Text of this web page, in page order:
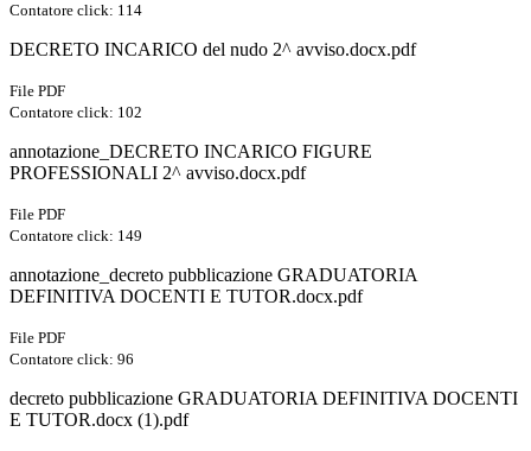
Contatore click: 114
DECRETO INCARICO del nudo 2^ avviso.docx.pdf
File PDF
Contatore click: 102
annotazione_DECRETO INCARICO FIGURE
PROFESSIONALI 2^ avviso.docx.pdf
File PDF
Contatore click: 149
annotazione_decreto pubblicazione GRADUATORIA
DEFINITIVA DOCENTI E TUTOR.docx.pdf
File PDF
Contatore click: 96
decreto pubblicazione GRADUATORIA DEFINITIVA DOCENTI
E TUTOR.docx (1).pdf